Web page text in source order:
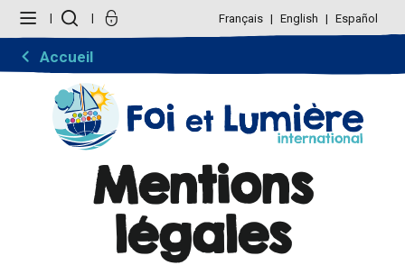
contenu.
navigation
personnels
Français English Español
Accueil
Mentions
légales